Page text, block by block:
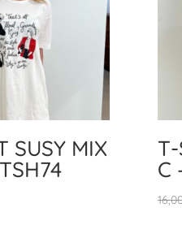
SUSY MIX
C